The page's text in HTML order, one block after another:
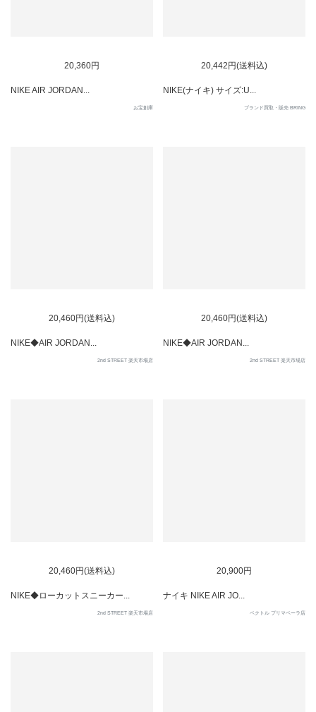
20,360円
NIKE AIR JORDAN...
お宝創庫
20,442円(送料込)
NIKE(ナイキ) サイズ:U...
ブランド買取・販売 BRING
20,460円(送料込)
NIKE◆AIR JORDAN...
2nd STREET 楽天市場店
20,460円(送料込)
NIKE◆AIR JORDAN...
2nd STREET 楽天市場店
20,460円(送料込)
NIKE◆ローカットスニーカー...
2nd STREET 楽天市場店
20,900円
ナイキ NIKE AIR JO...
ベクトル プリマベーラ店